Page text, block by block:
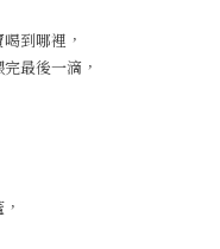
到哪裡，
最後一滴，